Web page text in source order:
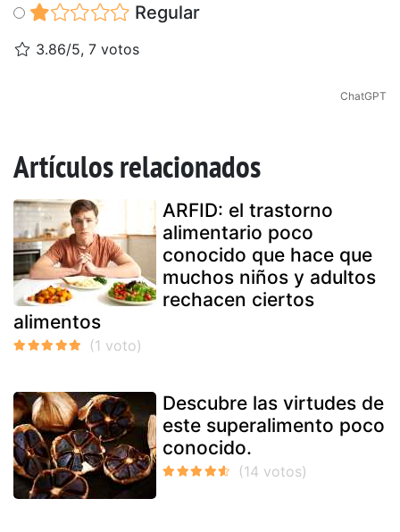
Regular
3.86/5, 7 votos
ChatGPT
Artículos relacionados
ARFID: el trastorno
alimentario poco
conocido que hace que
muchos niños y adultos
rechacen ciertos
alimentos
Descubre las virtudes de
este superalimento poco
conocido.